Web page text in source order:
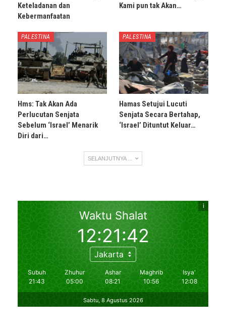
Keteladanan dan
Kebermanfaatan
Kami pun tak Akan…
PALESTINA
Hms: Tak Akan Ada
Perlucutan Senjata
Sebelum ‘Israel’ Menarik
Diri dari…
PALESTINA
Hamas Setujui Lucuti
Senjata Secara Bertahap,
‘Israel’ Dituntut Keluar…
SELANJUTNYA ...